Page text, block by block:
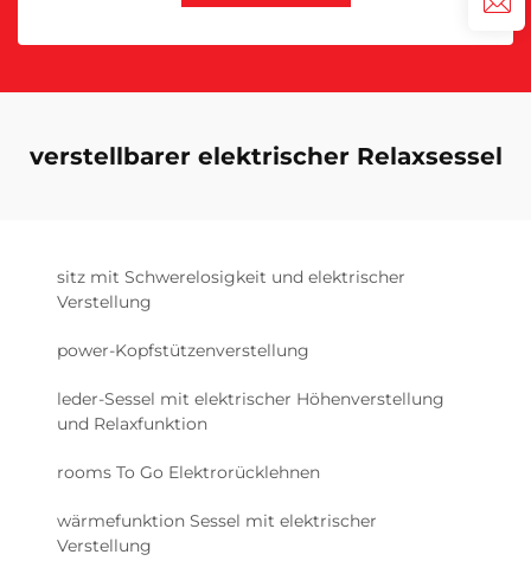
verstellbarer elektrischer Relaxsessel
sitz mit Schwerelosigkeit und elektrischer
Verstellung
power-Kopfstützenverstellung
leder-Sessel mit elektrischer Höhenverstellung
und Relaxfunktion
rooms To Go Elektrorücklehnen
wärmefunktion Sessel mit elektrischer
Verstellung